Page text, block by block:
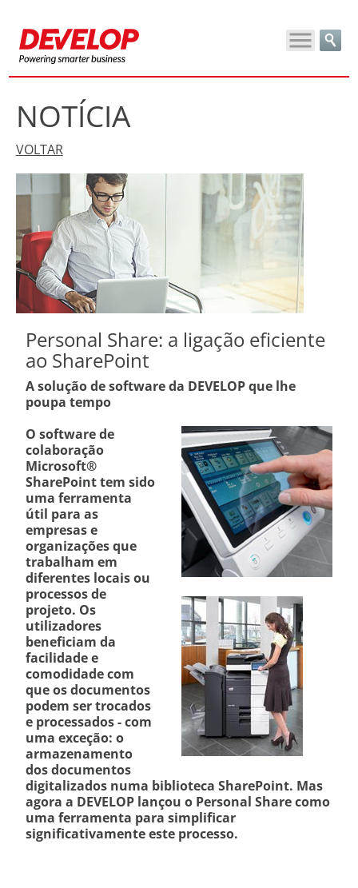
NOTÍCIA
VOLTAR
Personal Share: a ligação eficiente
ao SharePoint
A solução de software da DEVELOP que lhe
poupa tempo
O software de
colaboração
Microsoft®
SharePoint tem sido
uma ferramenta
útil para as
empresas e
organizações que
trabalham em
diferentes locaisou
processos de
projeto. Os
utilizadores
beneficiam da
facilidade e
comodidade com
que os documentos
podem ser trocados
e processados - com
uma exceção: o
armazenamento
dos documentos
digitalizados numa biblioteca SharePoint. Mas
agora a DEVELOP lançou o Personal Sharecomo
uma ferramenta para simplificar
significativamente este processo.